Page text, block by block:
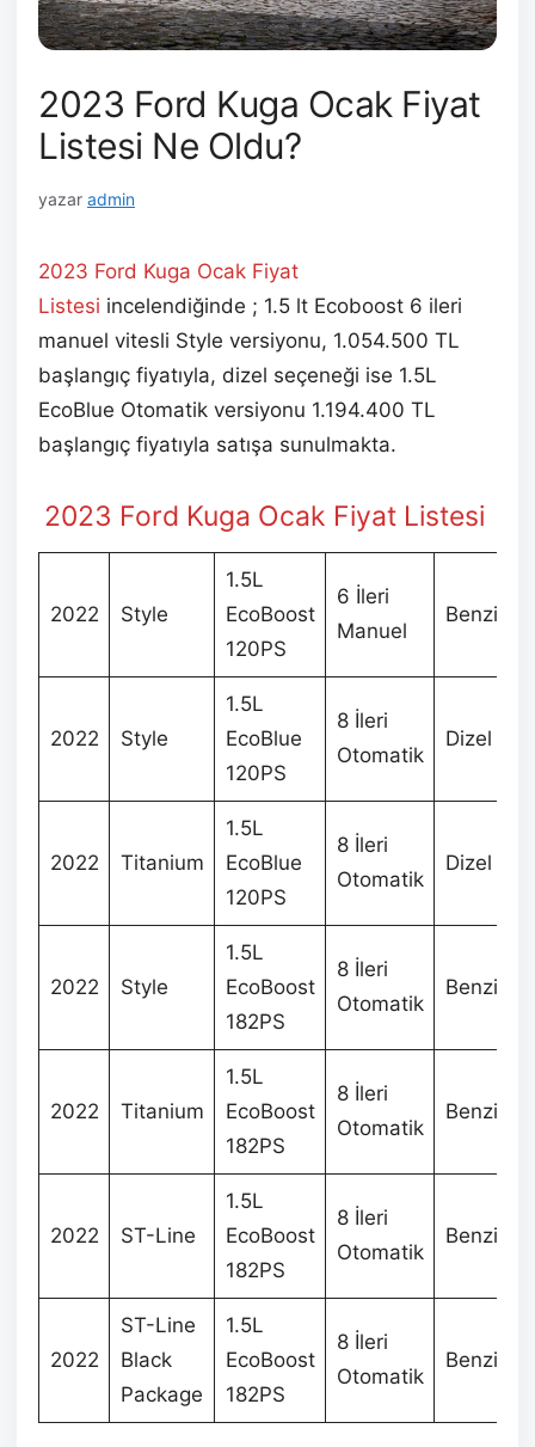
2023 Ford Kuga Ocak Fiyat
Listesi Ne Oldu?
yazar admin
2023 Ford Kuga Ocak Fiyat
Listesi incelendiğinde ; 1.5 lt Ecoboost 6 ileri
manuel vitesli Style versiyonu, 1.054.500 TL
başlangıç fiyatıyla, dizel seçeneği ise 1.5L
EcoBlue Otomatik versiyonu 1.194.400 TL
başlangıç fiyatıyla satışa sunulmakta.
2023 Ford Kuga Ocak Fiyat Listesi
2022 Style
1.5L
EcoBoost
120PS
6 İleri
Manuel
Benzin
2022 Style
1.5L
EcoBlue
120PS
8 İleri
Otomatik
Dizel
2022 Titanium
1.5L
EcoBlue
120PS
8 İleri
Otomatik
Dizel
2022 Style
1.5L
EcoBoost
182PS
8 İleri
Otomatik
Benzin
2022 Titanium
1.5L
EcoBoost
182PS
8 İleri
Otomatik
Benzin
2022 ST-Line
1.5L
EcoBoost
182PS
8 İleri
Otomatik
Benzin
2022
ST-Line
Black
Package
1.5L
EcoBoost
182PS
8 İleri
Otomatik
Benzin